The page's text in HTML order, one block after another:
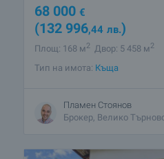
68 000 €
(132 996,44 лв.)
Площ: 168 м2 Двор: 5 458 м2
Тип на имота: Къща
Пламен Стоянов
Брокер, Велико